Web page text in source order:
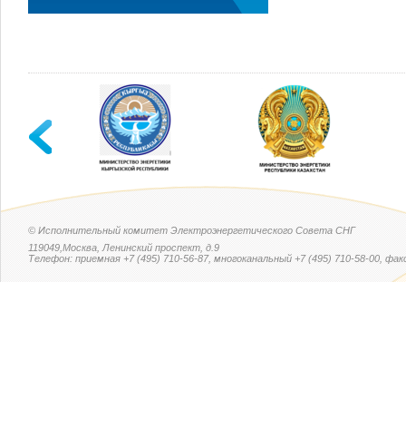
© Исполнительный комитет Электроэнергетического Совета СНГ
119049,Москва, Ленинский проспект, д.9
Телефон: приемная +7 (495) 710-56-87, многоканальный +7 (495) 710-58-00,